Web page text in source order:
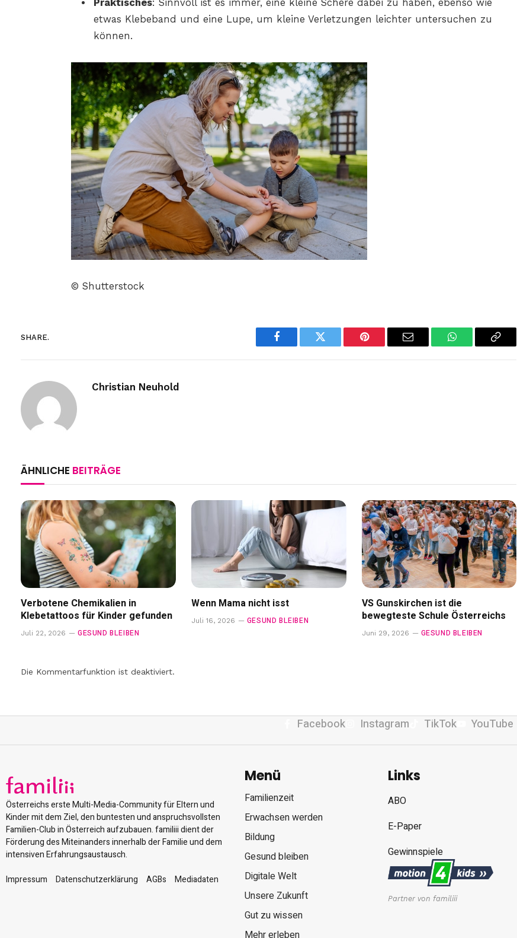
Praktisches: Sinnvoll ist es immer, eine kleine Schere dabei zu haben, ebenso wie
etwas Klebeband und eine Lupe, um kleine Verletzungen leichter untersuchen zu
können.
© Shutterstock
SHARE.
Facebook Twitter Pinterest Email WhatsAppCopy
Christian Neuhold
ÄHNLICHE BEITRÄGE
Verbotene Chemikalien in
Klebetattoos für Kinder gefunden
Juli 22, 2026 GESUND BLEIBEN
Wenn Mama nicht isst
Juli 16, 2026 GESUND BLEIBEN
VS Gunskirchen ist die
bewegteste Schule Österreichs
Juni 29, 2026 GESUND BLEIBEN
Die Kommentarfunktion ist deaktiviert.
Facebook Instagram TikTok YouTube
Österreichs erste Multi-Media-Community für Eltern und
Kinder mit dem Ziel, den buntesten und anspruchsvollsten
Familien-Club in Österreich aufzubauen. familiii dient der
Förderung des Miteinanders innerhalb der Familie und dem
intensiven Erfahrungsaustausch.
Impressum
Datenschutzerklärung AGBs Mediadaten
Menü
Familienzeit
Erwachsen werden
Bildung
Gesund bleiben
Digitale Welt
Unsere Zukunft
Gut zu wissen
Mehr erleben
Links
ABO
E-Paper
Gewinnspiele
Partner von familiii